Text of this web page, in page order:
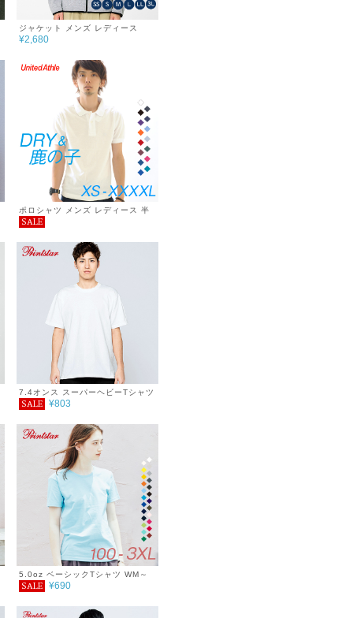
ジャケット メンズ レディース
DRY スウェット シンプル チーム
秋 冬 服 ジップジャケット 7.7oz
¥2,680
ポロシャツ メンズ レディース 半
袖 無地 ドライ 鹿の子 ポロシャツ
SALE
7.4オンス スーパーヘビーTシャツ
SALE ¥803
5.0oz ベーシックTシャツ WM～
WL
SALE ¥690